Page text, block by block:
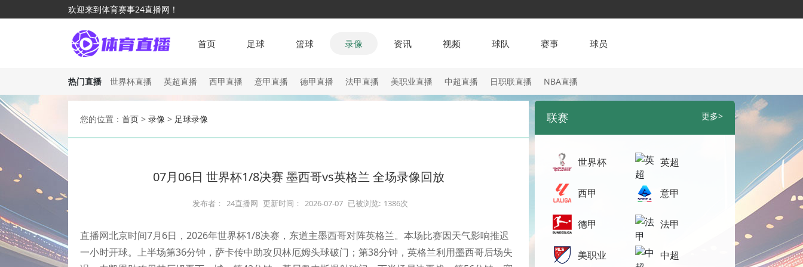
欢迎来到体育赛事24直播网！
首页 足球 篮球 录像 资讯 视频 球队 赛事 球员
热门直播 世界杯直播 英超直播 西甲直播 意甲直播 德甲直播 法甲直播 美职业直播 中超直播 日职联直播 NBA直播
您的位置： 首页 > 录像 > 足球录像
07月06日 世界杯1/8决赛 墨西哥vs英格兰 全场录像回放
发布者： 24直播网 更新时间： 2026-07-07 已被浏览: 1386次
直播网北京时间7月6日，2026年世界杯1/8决赛，东道主墨西哥对阵英格兰。本场比赛因天气影响推迟
一小时开球。上半场第36分钟，萨卡传中助攻贝林厄姆头球破门；第38分钟，英格兰利用墨西哥后场失
联赛 更多>
世界杯 英超
西甲 意甲
德甲 法甲
美职业 中超